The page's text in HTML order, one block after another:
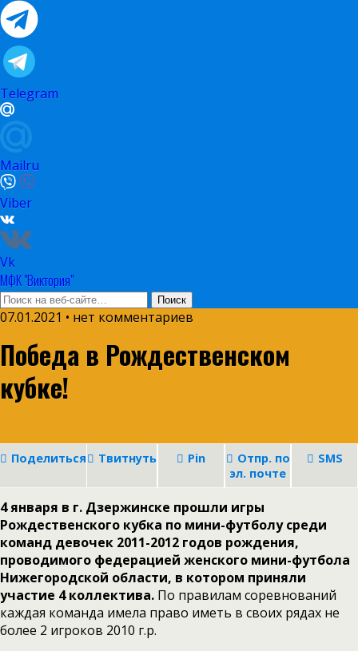
Telegram
Mailru
Viber
Vk
МФК "Виктория"
07.01.2021 • нет комментариев
Победа в Рождественском
кубке!
Поделиться Твитнуть Pin
Отпр. по
эл. почте
SMS
4 января в г. Дзержинске прошли игры
Рождественского кубка по мини-футболу среди
команд девочек 2011-2012 годов рождения,
проводимого федерацией женского мини-футбола
Нижегородской области, в котором приняли
участие 4 коллектива. По правилам соревнований
каждая команда имела право иметь в своих рядах не
более 2 игроков 2010 г.р.